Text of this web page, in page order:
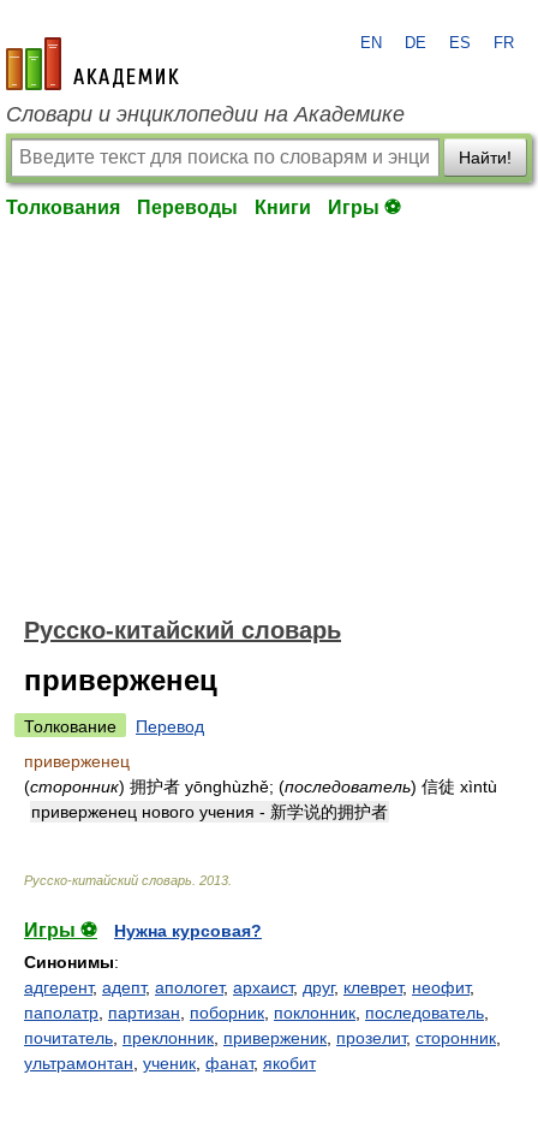
academic.ru
EN DE ES FR
Словари и энциклопедии на Академике
Найти!
Толкования Переводы Книги Игры ⚽
Русско-китайский словарь
приверженец
Толкование
Перевод
приверженец
(сторонник) 拥护者 yōnghùzhě; (последователь) 信徒 xìntù
приверженец нового учения - 新学说的拥护者
Русско-китайский словарь 2013
Игры ⚽
Нужна курсовая?
Синонимы:
адгерент, адепт, апологет, архаист, друг, клеврет, неофит,
паполатр партизан поборник поклонник последователь
почитатель преклонник приверженик прозелит, сторонник
ультрамонтан ученик фанат, якобит